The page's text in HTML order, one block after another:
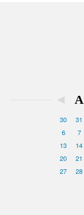
◄
30 31
6
7
13
14
20
21
27
28